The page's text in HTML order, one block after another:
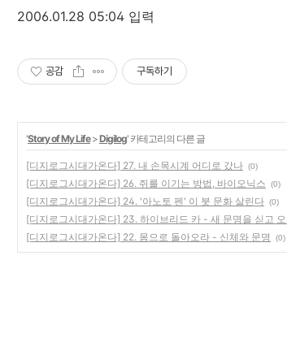
2006.01.28 05:04 입력
공감 구독하기
'Story of My Life>Digilog' 카테고리의 다른 글
[디지로그시대가온다] 27. 내 손목시계 어디로 갔나 (0)
[디지로그시대가온다] 26. 쥐를 이기는 방법, 바이오닉스 (0)
[디지로그시대가온다] 24. '아노토 펜' 이 붓 문화 살린다 (0)
[디지로그시대가온다] 23. 하이브리드 카 - 새 문명을 싣고 오
[디지로그시대가온다] 22. 몸으로 돌아오라 - 신체와 문명 (0)